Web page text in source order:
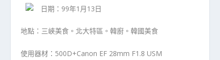
日期：99年1月13日
地點：三峽美食。北大特區。韓廚。韓國美食
使用器材：500D+Canon EF 28mm F1.8 USM